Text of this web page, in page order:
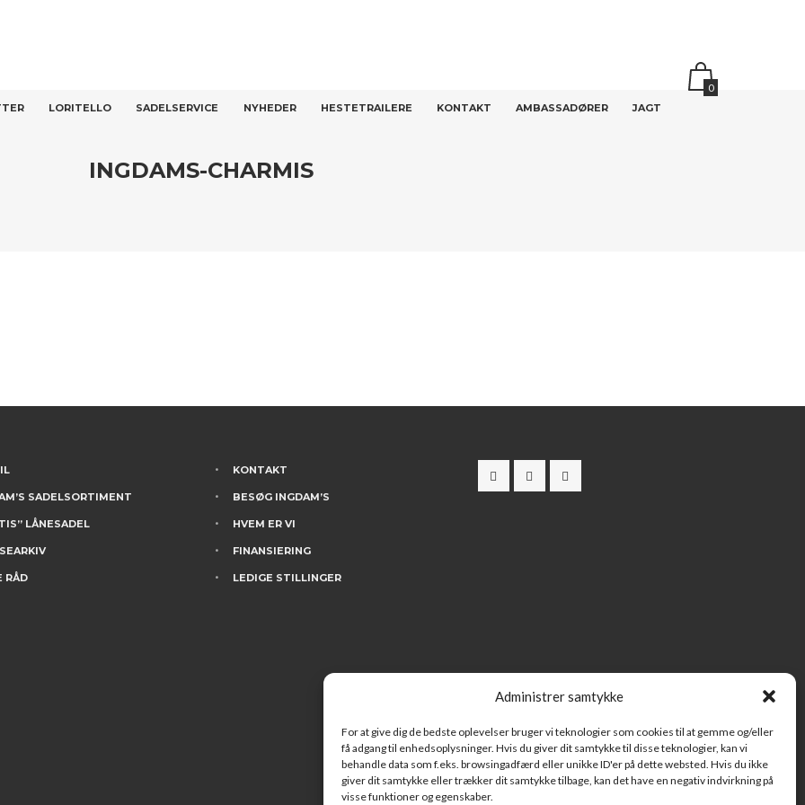
Administrer samtykke
For at give dig de bedste oplevelser bruger vi teknologier som cookies til at gemme og/eller
få adgang til enhedsoplysninger. Hvis du giver dit samtykke til disse teknologier, kan vi
behandle data som f.eks. browsingadfærd eller unikke ID'er på dette websted. Hvis du ikke
giver dit samtykke eller trækker dit samtykke tilbage, kan det have en negativ indvirkning på
visse funktioner og egenskaber.
LORITELLO SADELSERVICE NYHEDER HESTETRAILERE KONTAKT AMBASSADØRER JAGT
0
INGDAMS-CHARMIS
SADELSORTIMENT
LÅNESADEL
RÅD
KONTAKT
BESØG INGDAM’S
HVEM ER VI
FINANSIERING
LEDIGE STILLINGER